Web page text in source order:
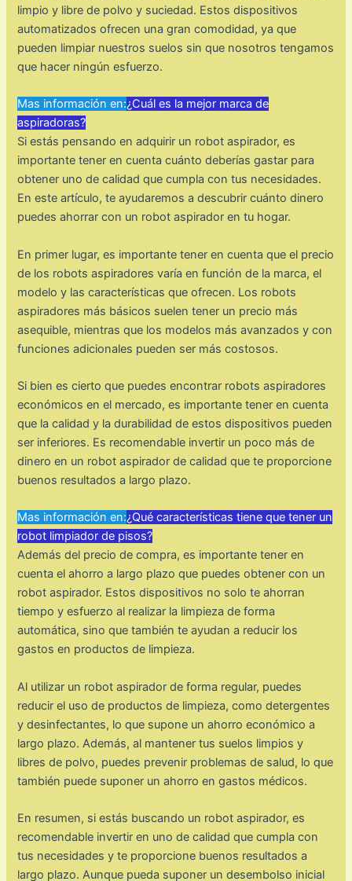
limpio y libre de polvo y suciedad. Estos dispositivos
automatizados ofrecen una gran comodidad, ya que
pueden limpiar nuestros suelos sin que nosotros tengamos
que hacer ningún esfuerzo.
Mas información en:¿Cuál es la mejor marca de
aspiradoras?
Si estás pensando en adquirir un robot aspirador, es
importante tener en cuenta cuánto deberías gastar para
obtener uno de calidad que cumpla con tus necesidades.
En este artículo, te ayudaremos a descubrir cuánto dinero
puedes ahorrar con un robot aspirador en tu hogar.
En primer lugar, es importante tener en cuenta que el precio
de los robots aspiradores varía en función de la marca, el
modelo y las características que ofrecen. Los robots
aspiradores más básicos suelen tener un precio más
asequible, mientras que los modelos más avanzados y con
funciones adicionales pueden ser más costosos.
Si bien es cierto que puedes encontrar robots aspiradores
económicos en el mercado, es importante tener en cuenta
que la calidad y la durabilidad de estos dispositivos pueden
ser inferiores. Es recomendable invertir un poco más de
dinero en un robot aspirador de calidad que te proporcione
buenos resultados a largo plazo.
Mas información en:¿Qué características tiene que tener un
robot limpiador de pisos?
Además del precio de compra, es importante tener en
cuenta el ahorro a largo plazo que puedes obtener con un
robot aspirador. Estos dispositivos no solo te ahorran
tiempo y esfuerzo al realizar la limpieza de forma
automática, sino que también te ayudan a reducir los
gastos en productos de limpieza.
Al utilizar un robot aspirador de forma regular, puedes
reducir el uso de productos de limpieza, como detergentes
y desinfectantes, lo que supone un ahorro económico a
largo plazo. Además, al mantener tus suelos limpios y
libres de polvo, puedes prevenir problemas de salud, lo que
también puede suponer un ahorro en gastos médicos.
En resumen, si estás buscando un robot aspirador, es
recomendable invertir en uno de calidad que cumpla con
tus necesidades y te proporcione buenos resultados a
largo plazo. Aunque pueda suponer un desembolso inicial